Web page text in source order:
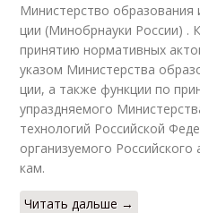
Ми­ни­стер­ство
ции (Ми­но­бр­на­у­ки Рос­сии) .
при­ня­тию нор­ма­тив­ных
ука­зом Ми­ни­стер­ства
ции, а также функ­ции по
упразд­ня­е­мо­го
тех­но­ло­гий Рос­сий­ской
ор­га­ни­зу­е­мо­го
кам.
Читать дальше →